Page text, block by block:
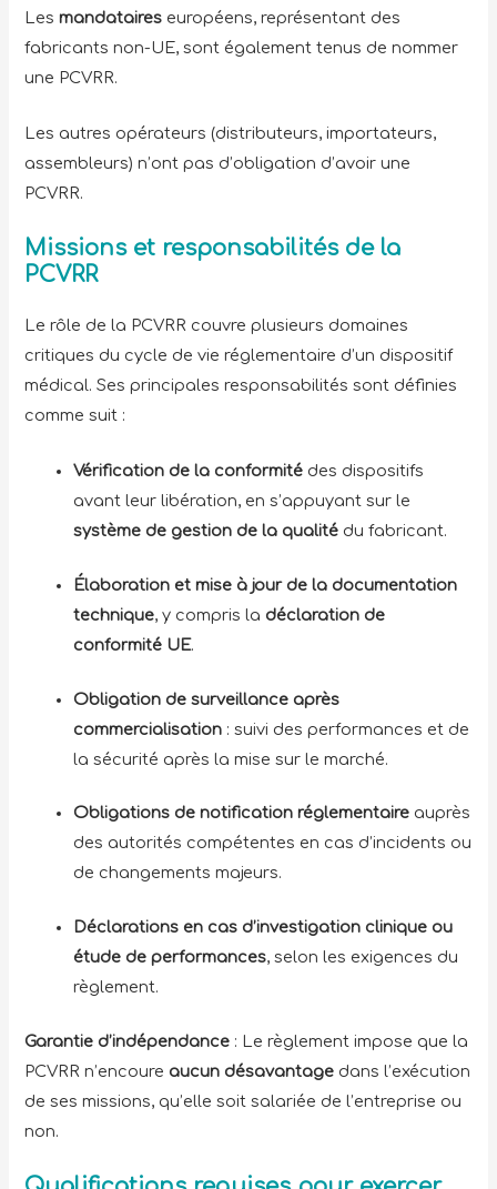
Lesmandataires européens, représentant des
fabricants non-UE, sont également tenus de nommer
une PCVRR.
Les autres opérateurs (distributeurs, importateurs,
assembleurs) n’ont pas d’obligation d’avoir une
PCVRR.
Missions et responsabilités de la
PCVRR
Le rôle de la PCVRR couvre plusieurs domaines
critiques du cycle de vie réglementaire d’un dispositif
médical. Ses principales responsabilités sont définies
comme suit :
Vérification de la conformité des dispositifs
avant leur libération, en s’appuyant sur le
système de gestion de la qualité du fabricant.
Élaboration et mise à jour de la documentation
technique, y compris la déclaration de
conformité UE.
Obligation desurveillance après
commercialisation : suivi des performances et de
la sécurité après la mise sur le marché.
Obligations de notification réglementaire auprès
des autorités compétentes en cas d’incidents ou
de changements majeurs.
Déclarations en cas d’investigation clinique ou
étude de performances, selon les exigences du
règlement.
Garantie d’indépendance : Le règlement impose que la
PCVRR n’encoure aucun désavantage dans l’exécution
de ses missions, qu’elle soit salariée de l’entreprise ou
non.